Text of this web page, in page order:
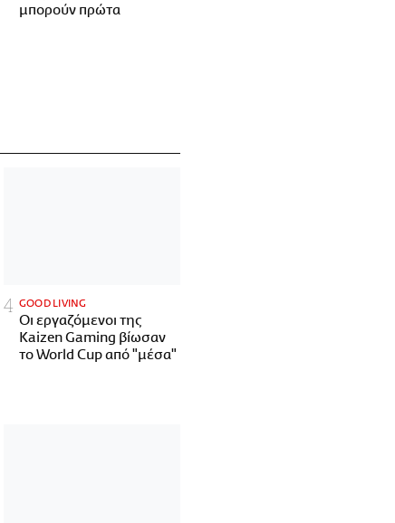
μπορούν πρώτα
GOOD LIVING
Οι εργαζόμενοι της
Kaizen Gaming βίωσαν
το World Cup από "μέσα"